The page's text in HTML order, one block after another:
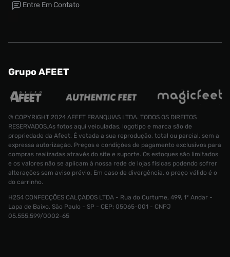
Entre Em Contato
Grupo AFEET
© COPYRIGHT 2024 AFEET FRANQUIAS LTDA. TODOS OS DIREITOS
RESERVADOS.As fotos aqui veiculadas, logotipo e marca são de
propriedade da Afeet. É vetada a sua reprodução, total ou parcial, sem a
expressa autorização. Preços e condições de pagamento exclusivos para
compras realizadas através do site e suporte. Os estoques são limitados
e os valores não se aplicam à nossa rede de lojas físicas podendo sofrer
alterações sem aviso prévio. Em caso de divergência, o preço válido é o
do carrinho.
H2S4 CONFECÇÕES CALÇADOS LTDA - Rua do Curtume, 499, 1° Andar -
Lapa de Baixo, São Paulo - SP - CEP: 05065-001 - CNPJ
05.555.599/0002-65